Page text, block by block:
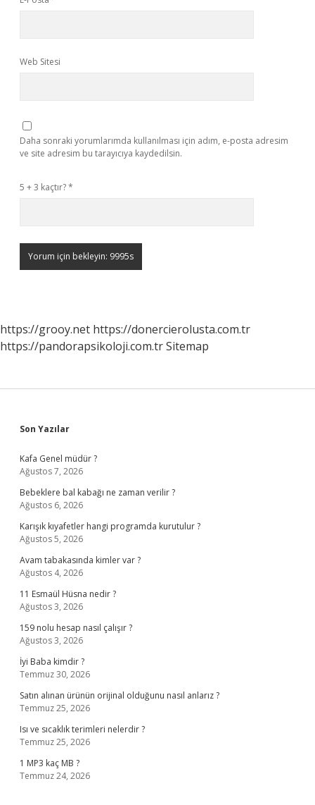
Web Sitesi
Daha sonraki yorumlarımda kullanılması için adım, e-posta adresim
ve site adresim bu tarayıcıya kaydedilsin.
5 + 3 kaçtır?*
https://grooy.net https://donercierolusta.com.tr
https://pandorapsikoloji.com.trSitemap
Sidebar
Son Yazılar
Kafa Genel müdür ?
Ağustos 7, 2026
Bebeklere bal kabağı ne zaman verilir ?
Ağustos 6, 2026
Karışık kıyafetler hangi programda kurutulur ?
Ağustos 5, 2026
Avam tabakasında kimler var ?
Ağustos 4, 2026
11 Esmaül Hüsna nedir ?
Ağustos 3, 2026
159 nolu hesap nasıl çalışır ?
Ağustos 3, 2026
İyi Baba kimdir ?
Temmuz 30, 2026
Satın alınan ürünün orijinal olduğunu nasıl anlarız ?
Temmuz 25, 2026
Isı ve sıcaklık terimleri nelerdir ?
Temmuz 25, 2026
1 MP3 kaç MB ?
Temmuz 24, 2026